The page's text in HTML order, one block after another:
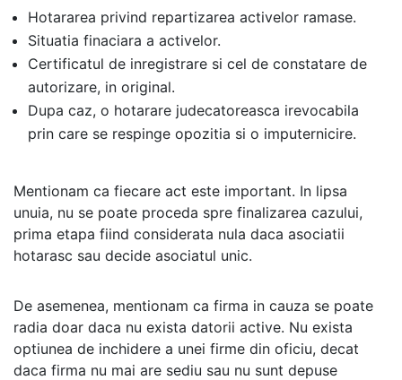
Hotararea privind repartizarea activelor ramase.
Situatia finaciara a activelor.
Certificatul de inregistrare si cel de constatare de
autorizare, in original.
Dupa caz, o hotarare judecatoreasca irevocabila
prin care se respinge opozitia si o imputernicire.
Mentionam ca fiecare act este important. In lipsa
unuia, nu se poate proceda spre finalizarea cazului,
prima etapa fiind considerata nula daca asociatii
hotarasc sau decide asociatul unic.
De asemenea, mentionam ca firma in cauza se poate
radia doar daca nu exista datorii active. Nu exista
optiunea de inchidere a unei firme din oficiu, decat
daca firma nu mai are sediu sau nu sunt depuse